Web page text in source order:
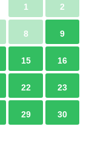
1 2
8 9
15 16
22 23
29 30